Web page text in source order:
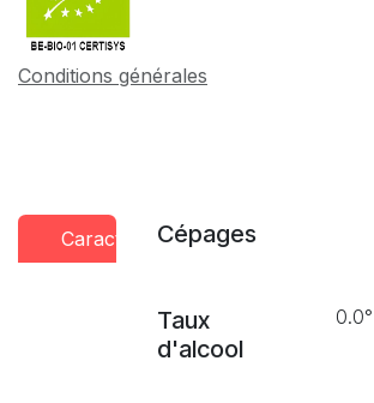
Conditions générales
CaractéristiquesCépages
Taux
d'alcool
0.0°